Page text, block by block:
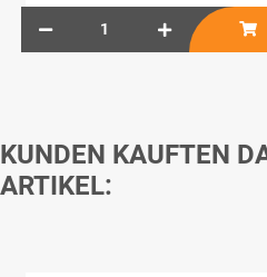
KUNDEN KAUFTEN
ARTIKEL: